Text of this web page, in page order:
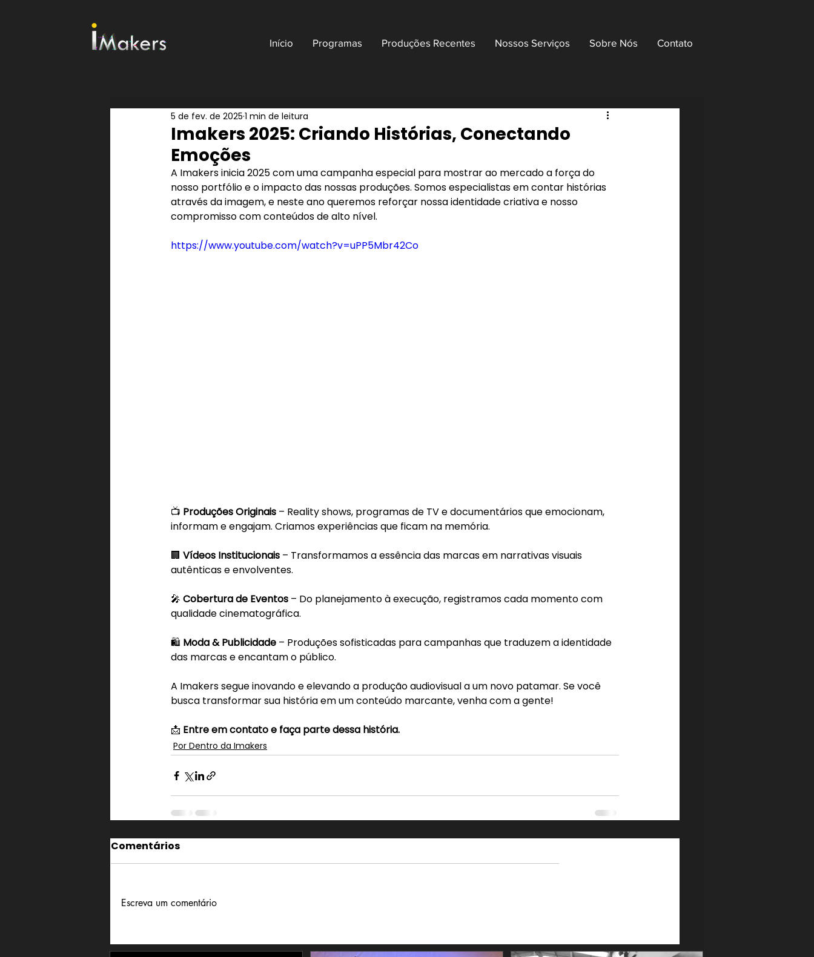
Início Programas Produções Recentes Nossos Serviços Sobre Nós Contato
Imakers 2025: Criando Histórias, Conectando
Emoções
5 de fev. de 2025 1 min de leitura
A Imakers inicia 2025 com uma campanha especial para mostrar ao mercado a força do
nosso portfólio e o impacto das nossas produções. Somos especialistas em contar histórias
através da imagem, e neste ano queremos reforçar nossa identidade criativa e nosso
compromisso com conteúdos de alto nível.
https://www.youtube.com/watch?v=uPP5Mbr42Co
📺 Produções Originais – Reality shows, programas de TV e documentários que emocionam,
informam e engajam. Criamos experiências que ficam na memória.
🏢 Vídeos Institucionais – Transformamos a essência das marcas em narrativas visuais
autênticas e envolventes.
🎤 Cobertura de Eventos – Do planejamento à execução, registramos cada momento com
qualidade cinematográfica.
🛍️ Moda & Publicidade – Produções sofisticadas para campanhas que traduzem a identidade
das marcas e encantam o público.
A Imakers segue inovando e elevando a produção audiovisual a um novo patamar. Se você
busca transformar sua história em um conteúdo marcante, venha com a gente!
📩 Entre em contato e faça parte dessa história.
Por Dentro da Imakers
Comentários
Escreva um comentário